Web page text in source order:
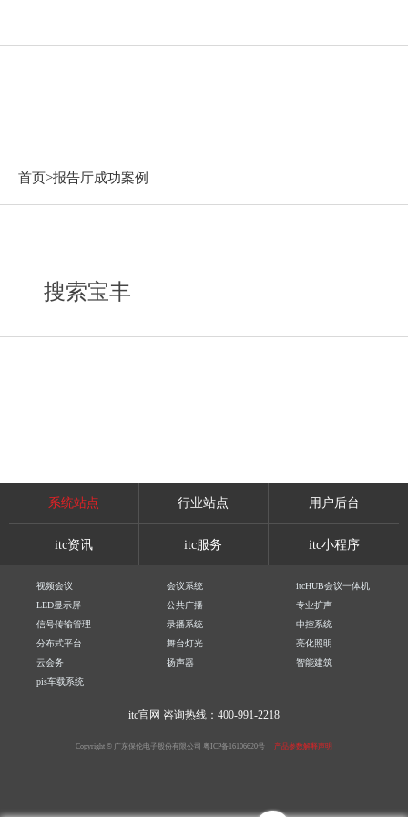
首页>报告厅成功案例
搜索宝丰
系统站点 行业站点 用户后台
itc资讯 itc服务 itc小程序
视频会议 会议系统
itcHUB会议一体机
LED显示屏
公共广播
专业扩声
信号传输管理
录播系统
中控系统
分布式平台
舞台灯光
亮化照明
云会务
扬声器
智能建筑
pis车载系统
itc官网 咨询热线：400-991-2218
Copyright © 广东保伦电子股份有限公司 粤ICP备16106620号 产品参数解释声明